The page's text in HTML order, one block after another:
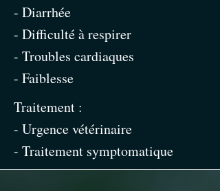
- Diarrhée
- Difficulté à respirer
- Troubles cardiaques
- Faiblesse
Traitement :
- Urgence vétérinaire
- Traitement symptomatique